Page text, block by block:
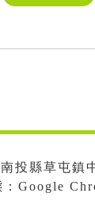
投縣草屯鎮
：Google